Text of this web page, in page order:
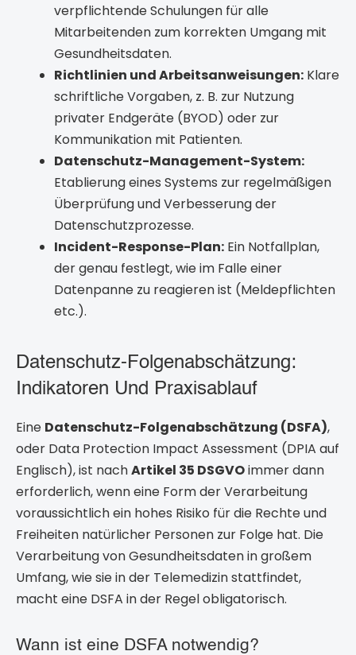
verpflichtende Schulungen für alle
Mitarbeitenden zum korrekten Umgang mit
Gesundheitsdaten.
Richtlinien und Arbeitsanweisungen: Klare
schriftliche Vorgaben, z. B. zur Nutzung
privater Endgeräte (BYOD) oder zur
Kommunikation mit Patienten.
Datenschutz-Management-System:
Etablierung eines Systems zur regelmäßigen
Überprüfung und Verbesserung der
Datenschutzprozesse.
Incident-Response-Plan: Ein Notfallplan,
der genau festlegt, wie im Falle einer
Datenpanne zu reagieren ist (Meldepflichten
etc.).
Datenschutz-Folgenabschätzung:
Indikatoren Und Praxisablauf
Eine Datenschutz-Folgenabschätzung (DSFA),
oder Data Protection Impact Assessment (DPIA auf
Englisch), ist nachArtikel 35 DSGVOimmer dann
erforderlich, wenn eine Form der Verarbeitung
voraussichtlich ein hohes Risiko für die Rechte und
Freiheiten natürlicher Personen zur Folge hat. Die
Verarbeitung von Gesundheitsdaten in großem
Umfang, wie sie in der Telemedizin stattfindet,
macht eine DSFA in der Regel obligatorisch.
Wann ist eine DSFA notwendig?